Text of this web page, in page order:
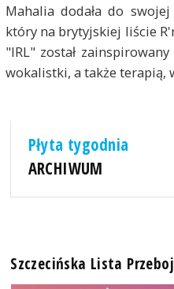
Mahalia dodała do
który na brytyjskiej liście
"IRL" został
wokalistki, a także terapią,
Płyta tygodnia
ARCHIWUM
Szczecińska Lista